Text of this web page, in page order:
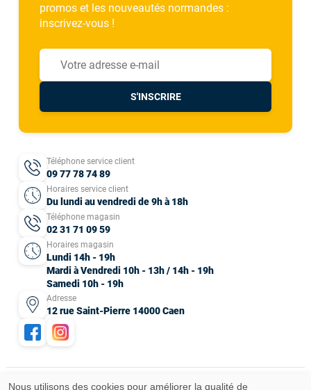
promos et les nouveautés normandes :
inscrivez-vous !
S'INSCRIRE
Téléphone service client
09 77 78 74 89
Horaires service client
Du lundi au vendredi de 9h à 18h
Téléphone magasin
02 31 71 09 59
Horaires magasin
Lundi 14h - 19h
Mardi à Vendredi 10h - 13h / 14h - 19h
Samedi 10h - 19h
Adresse
12 rue Saint-Pierre 14000 Caen
Nous utilisons des cookies pour améliorer la qualité de